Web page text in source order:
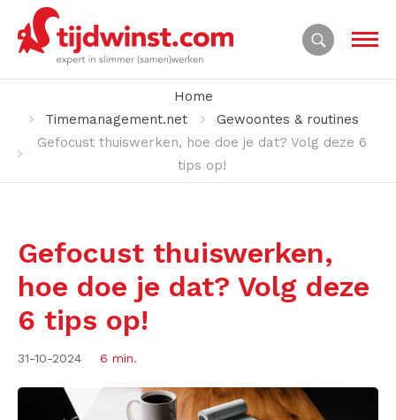
Home
Timemanagement.net
Gewoontes & routines
Gefocust thuiswerken, hoe doe je dat? Volg deze 6
tips op!
Gefocust thuiswerken,
hoe doe je dat? Volg deze
6 tips op!
31-10-2024 6 min.